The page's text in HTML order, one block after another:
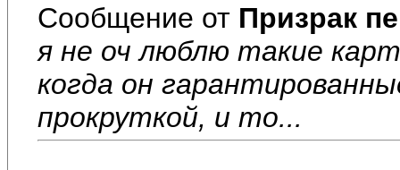
Сообщение от Призрак
я не оч люблю такие
когда он
прокруткой, и то...